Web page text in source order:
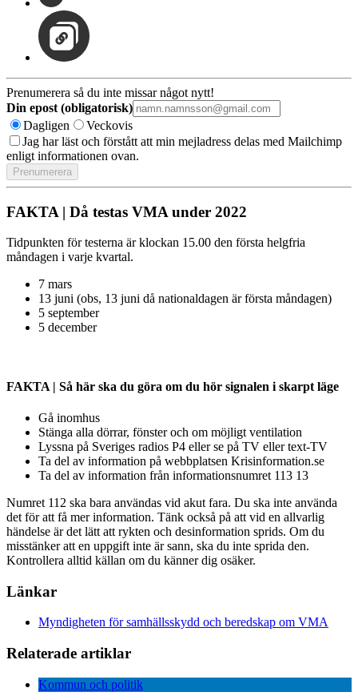
Prenumerera så du inte missar något nytt!
Din epost (obligatorisk)
Dagligen
Veckovis
Jag har läst och förstått att min mejladress delas med Mailchimp
enligt informationen ovan.
FAKTA | Då testas VMA under 2022
Tidpunkten för testerna är klockan 15.00 den första helgfria
måndagen i varje kvartal.
7 mars
13 juni (obs, 13 juni då nationaldagen är första måndagen)
5 september
5 december
FAKTA | Så här ska du göra om du hör signalen i skarpt läge
Gå inomhus
Stänga alla dörrar, fönster och om möjligt ventilation
Lyssna på Sveriges radios P4 eller se på TV eller text-TV
Ta del av information på webbplatsen Krisinformation.se
Ta del av information från informationsnumret 113 13
Numret 112 ska bara användas vid akut fara. Du ska inte använda
det för att få mer information. Tänk också på att vid en allvarlig
händelse är det lätt att rykten och desinformation sprids. Om du
misstänker att en uppgift inte är sann, ska du inte sprida den.
Kontrollera alltid källan om du känner dig osäker.
Länkar
Myndigheten för samhällsskydd och beredskap om VMA
Relaterade artiklar
Kommun och politik